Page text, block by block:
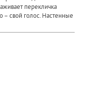
перекличка
– свой голос. Настенные